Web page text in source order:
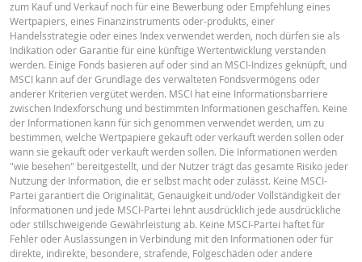
Informationen. Insbesondere ist zu beachten: Der Rechner berücksichtigt
Dividendenzahlungen. Er geht von einer täglichen Anpassungsmöglichkeit
den Stop Loss Level aus, während die Bedingungen der Wertpapiere in der
monatliche Anpassungen vorsehen. Die Ergebnisse des Rechners können
von den tatsächlichen Werten der Mini Future Zertifikate abweichen.
BNP Paribas fungiert nicht als Ihr Rechts- oder Steuerberater,
oder Anlageberater und ist Ihnen gegenüber in Bezug auf den Rechner und /
oder im Zusammenhang mit Transaktionen in Produkten von BNP Paribas
anderen damit verbundenen Transaktionen nicht treuhänderisch
können sich bei Anlageberatungen oder Empfehlungen jeglicher Art nicht
BNP Paribas verlassen. Obwohl die angegebenen Preise auf Informationen
beruhen, die als zuverlässig gelten, kann deren Richtigkeit oder
nicht garantiert werden. BNP Paribas gibt keine Garantie in Bezug auf die
Rechner bereitgestellten Informationen und übernimmt keinerlei Haftung
direkte, indirekte, besondere, zufällige, immaterielle oder Folgeschäden
(einschliesslich entgangenen Gewinns), die in irgendeiner Weise aus der
FINAL TERMS
Deutsch (Schweiz)
BASISINFORMATIONSBLATT
Key Information Document (DE) PDF
Key Information Document (EN)
zum Kauf und Verkauf noch für eine Bewerbung oder Empfehlung eines
Wertpapiers, eines Finanzinstruments oder-produkts, einer
Handelsstrategie oder eines Index verwendet werden, noch dürfen sie als
Indikation oder Garantie für eine künftige Wertentwicklung verstanden
werden. Einige Fonds basieren auf oder sind an MSCI-Indizes geknüpft, und
MSCI kann auf der Grundlage des verwalteten Fondsvermögens oder
anderer Kriterien vergütet werden. MSCI hat eine Informationsbarriere
zwischen Indexforschung und bestimmten Informationen geschaffen. Keine
der Informationen kann für sich genommen verwendet werden, um zu
bestimmen, welche Wertpapiere gekauft oder verkauft werden sollen oder
wann sie gekauft oder verkauft werden sollen. Die Informationen werden
"wie besehen" bereitgestellt, und der Nutzer trägt das gesamte Risiko jeder
Nutzung der Information, die er selbst macht oder zulässt. Keine MSCI-
Partei garantiert die Originalität, Genauigkeit und/oder Vollständigkeit der
Informationen und jede MSCI-Partei lehnt ausdrücklich jede ausdrückliche
oder stillschweigende Gewährleistung ab. Keine MSCI-Partei haftet für
Fehler oder Auslassungen in Verbindung mit den Informationen oder für
direkte, indirekte, besondere, strafende, Folgeschäden oder andere